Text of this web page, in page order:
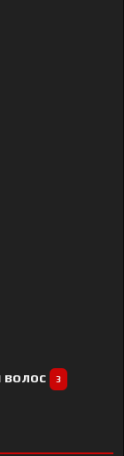
волос 3